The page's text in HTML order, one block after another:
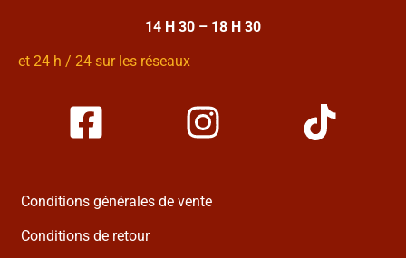
14 H 30 – 18 H 30
et 24 h / 24 sur les réseaux
Conditions générales de vente
Conditions de retour